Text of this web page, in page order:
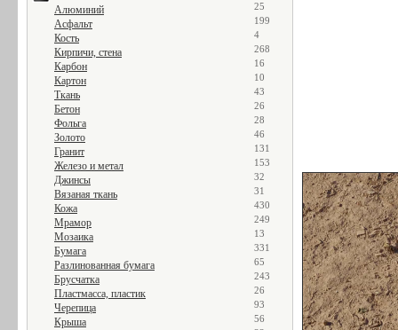
Алюминий 25
Асфальт 199
Кость 4
Кирпичи, стена 268
Карбон 16
Картон 10
Ткань 43
Бетон 26
Фольга 28
Золото 46
Гранит 131
Железо и метал 153
Джинсы 32
Вязаная ткань 31
Кожа 430
Мрамор 249
Мозаика 13
Бумага 331
Разлинованная бумага 65
Брусчатка 243
Пластмасса, пластик 26
Черепица 93
Крыша 56